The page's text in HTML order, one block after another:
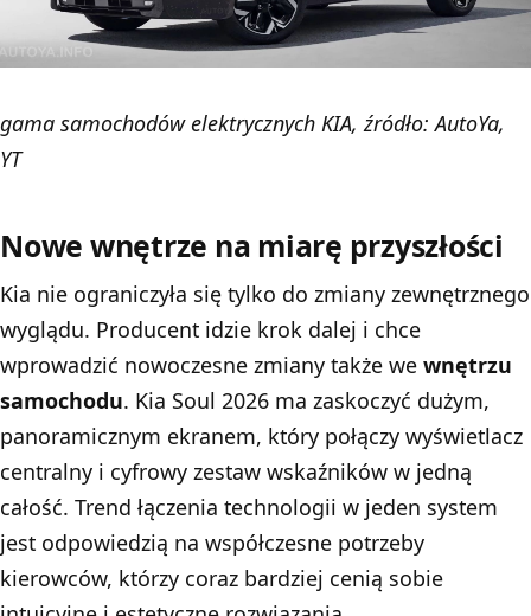
gama samochodów elektrycznych KIA, źródło: AutoYa,
YT
Nowe wnętrze na miarę przyszłości
Kia nie ograniczyła się tylko do zmiany zewnętrznego
wyglądu. Producent idzie krok dalej i chce
wprowadzić nowoczesne zmiany także we wnętrzu
samochodu. Kia Soul 2026 ma zaskoczyć dużym,
panoramicznym ekranem, który połączy wyświetlacz
centralny i cyfrowy zestaw wskaźników w jedną
całość. Trend łączenia technologii w jeden system
jest odpowiedzią na współczesne potrzeby
kierowców, którzy coraz bardziej cenią sobie